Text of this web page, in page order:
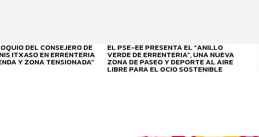
DEL CONSEJERO DE
ITXASO EN ERRENTERIA
Y ZONA TENSIONADA”
EL PSE-EE PRESENTA EL “ANILLO
VERDE DE ERRENTERIA”, UNA NUEVA
ZONA DE PASEO Y DEPORTE AL AIRE
LIBRE PARA EL OCIO SOSTENIBLE